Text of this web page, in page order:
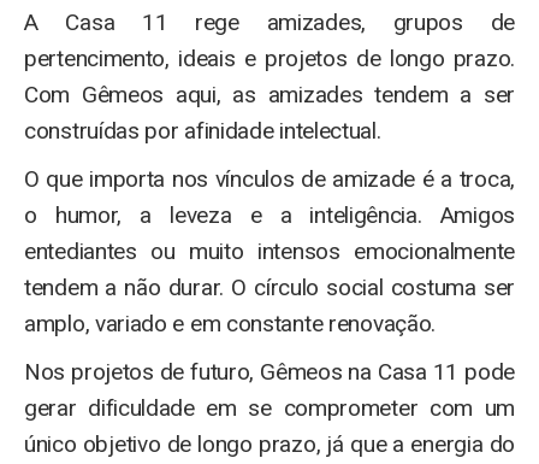
A Casa 11 rege amizades, grupos de
pertencimento, ideais e projetos de longo prazo.
Com Gêmeos aqui, as amizades tendem a ser
construídas por afinidade intelectual.
O que importa nos vínculos de amizade é a troca,
o humor, a leveza e a inteligência. Amigos
entediantes ou muito intensos emocionalmente
tendem a não durar. O círculo social costuma ser
amplo, variado e em constante renovação.
Nos projetos de futuro, Gêmeos na Casa 11 pode
gerar dificuldade em se comprometer com um
único objetivo de longo prazo, já que a energia do